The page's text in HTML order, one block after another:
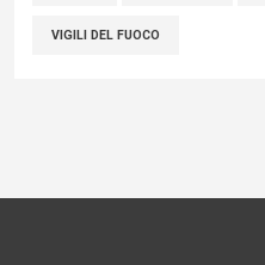
VIGILI DEL FUOCO